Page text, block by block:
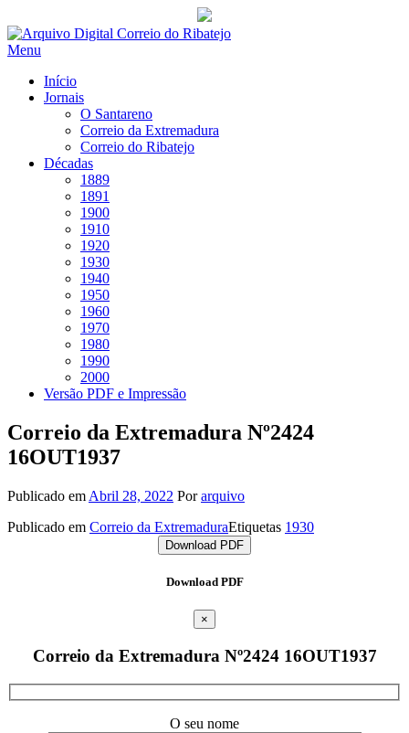
Saltar
para
Menu
Início
Jornais
O Santareno
Correio da Extremadura
Correio do Ribatejo
Décadas
1889
1891
1900
1910
1920
1930
1940
1950
1960
1970
1980
1990
2000
Versão PDF e Impressão
Correio da Extremadura Nº2424
16OUT1937
Publicado em Abril 28, 2022 Porarquivo
Publicado em Correio da ExtremaduraEtiquetas 1930
Download PDF
Download PDF
×
Correio da Extremadura Nº2424 16OUT1937
O seu nome